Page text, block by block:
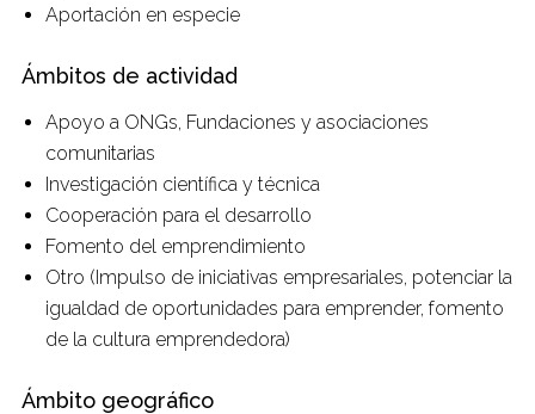
Aportación en especie
Ámbitos de actividad
Apoyo a ONGs, Fundaciones y asociaciones
comunitarias
Investigación científica y técnica
Cooperación para el desarrollo
Fomento del emprendimiento
Otro (Impulso de iniciativas empresariales, potenciar la
igualdad de oportunidades para emprender, fomento
de la cultura emprendedora)
Ámbito geográfico